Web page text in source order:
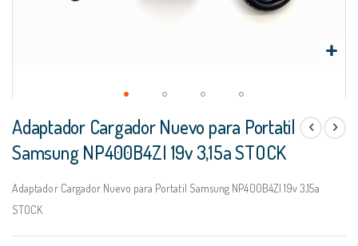
al
comienzo
de
galería
de
Adaptador Cargador Nuevo para Portatil
Samsung NP400B4ZI 19v 3,15a STOCK
Adaptador Cargador Nuevo para Portatil Samsung NP400B4ZI 19v 3,15a
STOCK